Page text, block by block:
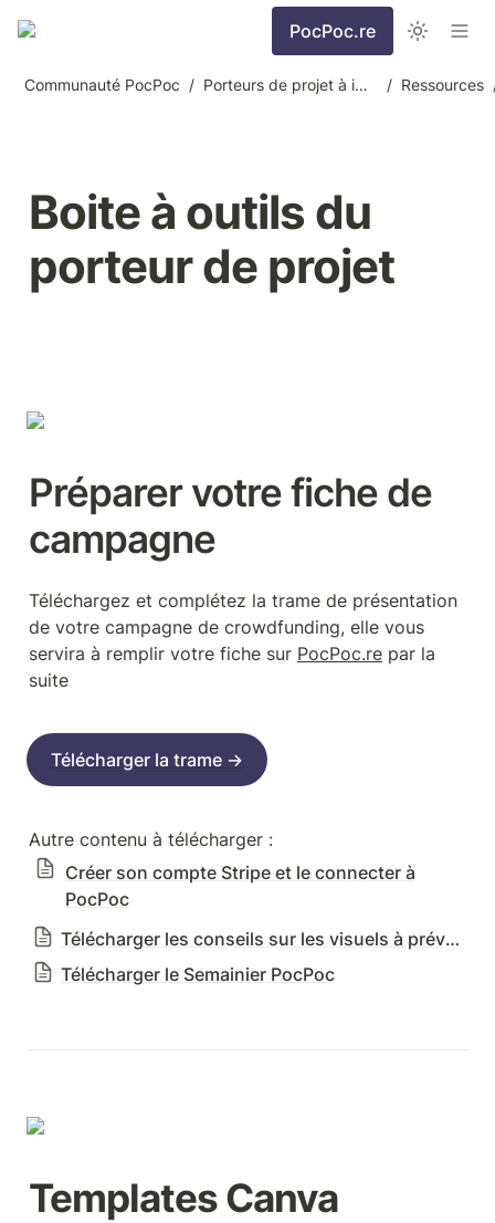
PocPoc.re
Communauté PocPoc / Porteurs de projet à impact / Ressources
Boite à outils du
porteur de projet
Préparer votre fiche de
campagne
Téléchargez et complétez la trame de présentation
de votre campagne de crowdfunding, elle vous
servira à remplir votre fiche sur PocPoc.re par la
suite
Télécharger la trame →
Créer son compte Stripe et le connecter à
PocPoc
Télécharger les conseils sur les visuels à prévoir
Télécharger le Semainier PocPoc
Templates Canva